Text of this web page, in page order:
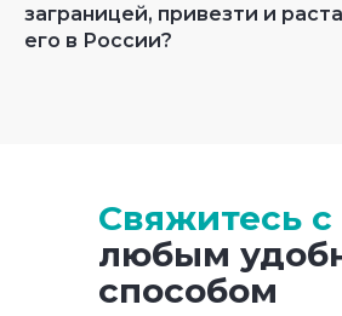
заграницей, привезти и
его в России?
Свяжитесь
любым
способом